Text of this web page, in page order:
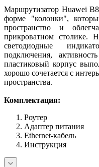
Маршрутизатор Huawei
форме "колонки",
пространство и
прикроватном столике.
светодиодные
подключения,
пластиковый корпус
хорошо сочетается с
пространства.
Комплектация:
Роутер
Адаптер питания
Ethernet-кабель
Инструкция